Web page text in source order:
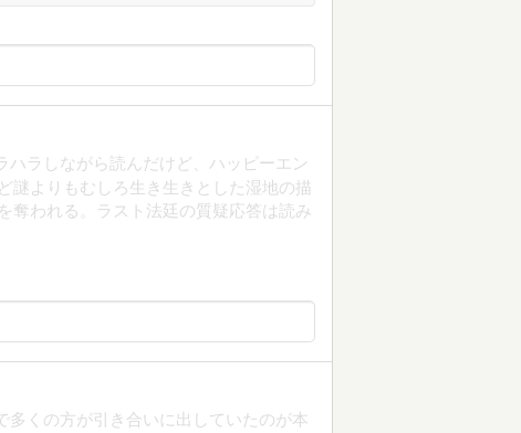
ラしながら読んだけど、ハッピーエン
謎よりもむしろ生き生きとした湿地の描
奪われる。ラスト法廷の質疑応答は読み
多くの方が引き合いに出していたのが本